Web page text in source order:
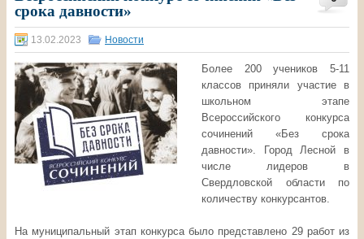
срока давности»
13.02.2023 Новости
Более 200 учеников 5-11
классов приняли участие в
школьном этапе
Всероссийского конкурса
сочинений «Без срока
давности». Город Лесной в
числе лидеров в
Свердловской области по
количеству конкурсантов.
На муниципальный этап конкурса было представлено 29 работ из